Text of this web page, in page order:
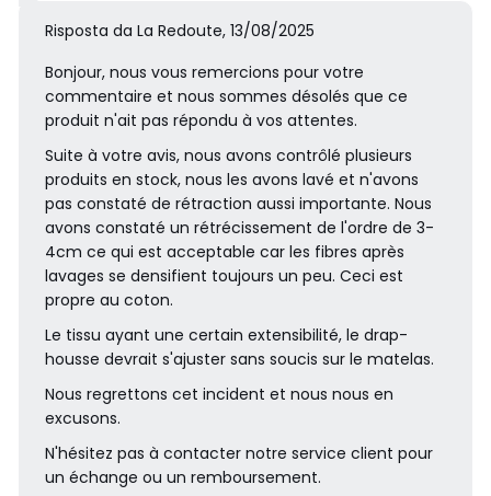
Risposta da La Redoute, 13/08/2025
Bonjour, nous vous remercions pour votre
commentaire et nous sommes désolés que ce
produit n'ait pas répondu à vos attentes.
Suite à votre avis, nous avons contrôlé plusieurs
produits en stock, nous les avons lavé et n'avons
pas constaté de rétraction aussi importante. Nous
avons constaté un rétrécissement de l'ordre de 3-
4cm ce qui est acceptable car les fibres après
lavages se densifient toujours un peu. Ceci est
propre au coton.
Le tissu ayant une certain extensibilité, le drap-
housse devrait s'ajuster sans soucis sur le matelas.
Nous regrettons cet incident et nous nous en
excusons.
N'hésitez pas à contacter notre service client pour
un échange ou un remboursement.